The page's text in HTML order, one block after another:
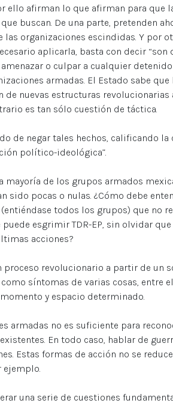
ello afirman lo que afirman para que
buscan. De una parte, pretenden
organizaciones escindidas. Y por
aplicarla, basta con decir “son
o culpar a cualquier
armadas. El Estado sabe que
de nuevas estructuras revolucionarias
es tan sólo cuestión de táctica.
de negar tales hechos, calificando la
político-ideológica”.
de los grupos armados
pocas o nulas. ¿Cómo debe
todos los grupos) que no
esgrimir TDR-EP, sin olvidar
acciones?
revolucionario a partir de un
síntomas de varias cosas, entre
y espacio determinado.
armadas no es suficiente para
En todo caso, hablar de
Estas formas de acción no se
ejemplo.
una serie de cuestiones